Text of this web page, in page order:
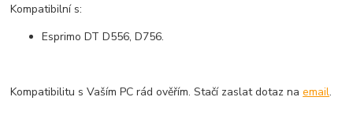
Kompatibilní s:
Esprimo DT D556, D756.
Kompatibilitu s Vaším PC rád ověřím. Stačí zaslat dotaz naemail.